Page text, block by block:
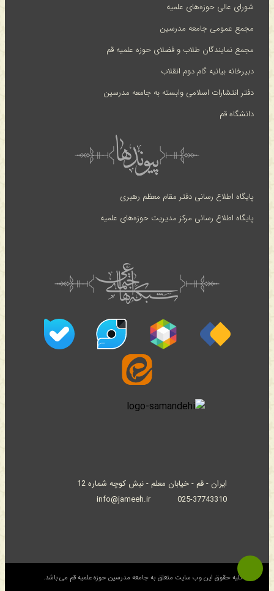
شورای عالی حوزه‌های علمیه
مجمع عمومی جامعه مدرسین
مجمع نمایندگان طلاب و فضلای حوزه علمیه قم
دبیرخانه بیانیه گام دوم انقلاب
دفتر انتشارات اسلامی وابسته به جامعه مدرسین
دانشگاه قم
پایگاه اطلاع رسانی دفتر مقام معظم رهبری
پایگاه اطلاع رسانی مرکز مدیریت حوزه‌های علمیه
ایران - قم - خیابان معلم - نبش کوچه شماره 12
025-37743310
info@jameeh.ir
© کلیه حقوق این وب سایت متعلق به جامعه مدرسین حوزه علمیه قم می باشد.